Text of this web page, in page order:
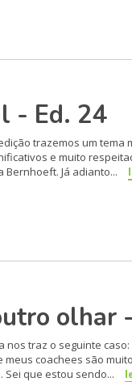
- Ed. 24
trazemos um tema
e muito
Bernhoeft. Já adianto...
olhar
nos traz o seguinte
meus coachees são
Sei que estou sendo...